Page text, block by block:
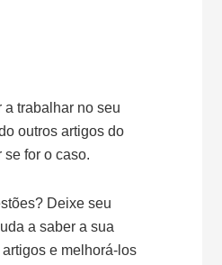
a trabalhar no seu
outros artigos do
se for o caso.
Deixe seu
a saber a sua
e melhorá-los